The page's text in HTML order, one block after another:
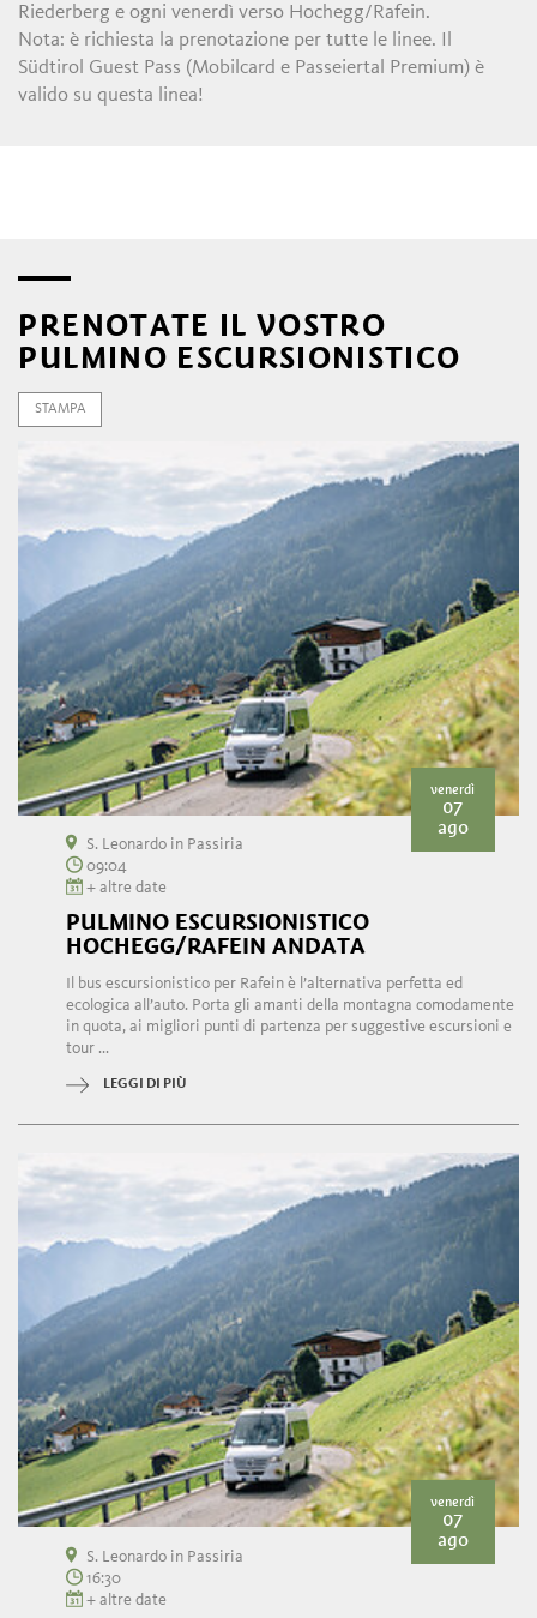
Riederberg e ogni venerdì verso Hochegg/Rafein.
Nota: è richiesta la prenotazione per tutte le linee. Il
Südtirol Guest Pass (Mobilcard e Passeiertal Premium) è
valido su questa linea!
PRENOTATE IL VOSTRO
PULMINO ESCURSIONISTICO
STAMPA
venerdì
07
ago
S. Leonardo in Passiria
09:04
+ altre date
PULMINO ESCURSIONISTICO
HOCHEGG/RAFEIN ANDATA
Il bus escursionistico per Rafein è l’alternativa perfetta ed
ecologica all’auto. Porta gli amanti della montagna comodamente
in quota, ai migliori punti di partenza per suggestive escursioni e
tour ...
LEGGI DI PIÙ
venerdì
07
ago
S. Leonardo in Passiria
16:30
+ altre date